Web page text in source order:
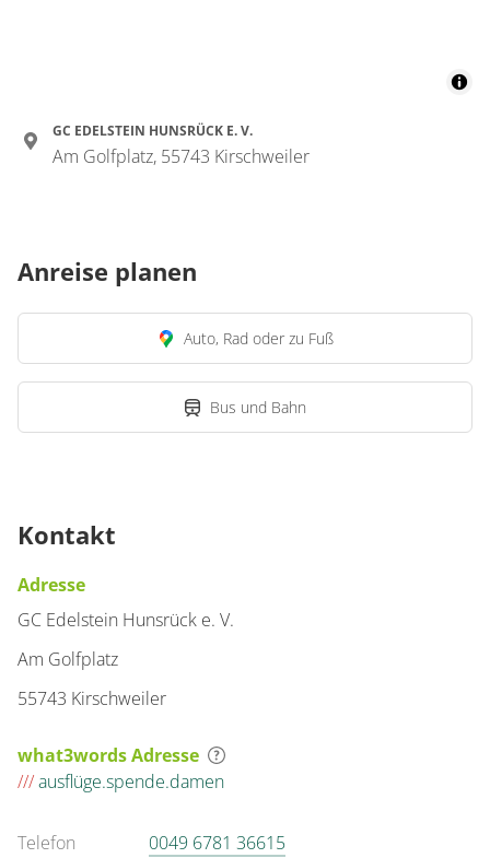
GC EDELSTEIN HUNSRÜCK E. V.
Am Golfplatz, 55743 Kirschweiler
Anreise planen
Auto, Rad oder zu Fuß
Bus und Bahn
Kontakt
Adresse
GC Edelstein Hunsrück e. V.
Am Golfplatz
55743 Kirschweiler
what3words Adresse
///ausflüge.spende.damen
Telefon
0049 6781 36615